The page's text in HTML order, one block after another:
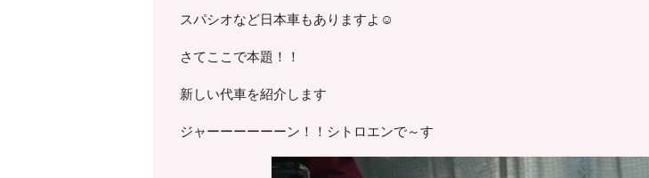
スパシオなど日本車もありますよ☺
さてここで本題！！
新しい代車を紹介します
ジャーーーーーーン！！シトロエンで～す